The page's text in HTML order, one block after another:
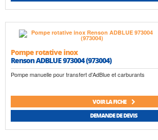
Pompe rotative inox
Renson ADBLUE 973004 (973004)
Pompe manuelle pour transfert d'AdBlue et carburants
VOIR LA FICHE
DEMANDE DE DEVIS